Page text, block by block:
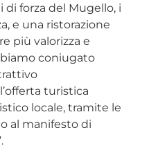
forza del Mugello, i
e una ristorazione
più valorizza e
coniugato
turistica
locale, tramite le
al manifesto di